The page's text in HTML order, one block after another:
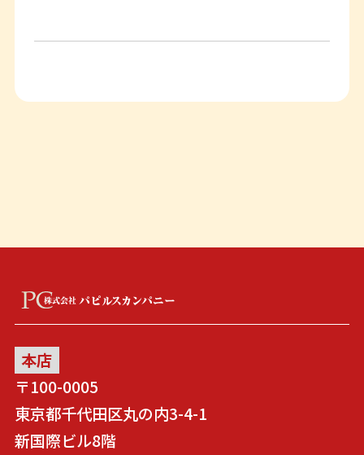
本店
〒100-0005
東京都千代田区丸の内3-4-1
新国際ビル8階